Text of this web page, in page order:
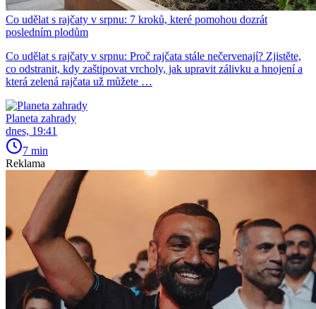
Co udělat s rajčaty v srpnu: 7 kroků, které pomohou dozrát
posledním plodům
Co udělat s rajčaty v srpnu: Proč rajčata stále nečervenají? Zjistěte,
co odstranit, kdy zaštipovat vrcholy, jak upravit zálivku a hnojení a
která zelená rajčata už můžete …
Planeta zahrady
dnes, 19:41
7 min
Reklama